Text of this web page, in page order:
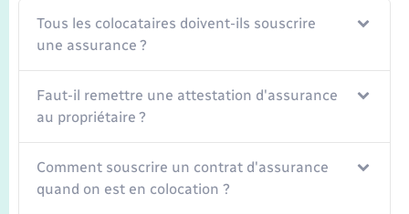
Transports
Voirie et espace public
Tous les colocataires doivent-ils souscrire
une assurance ?
Faut-il remettre une attestation d'assurance
au propriétaire ?
Comment souscrire un contrat d'assurance
quand on est en colocation ?